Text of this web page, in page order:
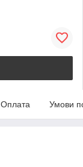
Оплата Умови